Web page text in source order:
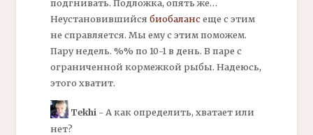
подгнивать. Подложка, опять же…
Неустановившийся биобаланс еще с этим
не справляется. Мы ему с этим поможем.
Пару недель. %% по 10-1 в день. В паре с
ограниченной кормежкой рыбы. Надеюсь,
этого хватит.
Tekhi- А как определить, хватает или
нет?